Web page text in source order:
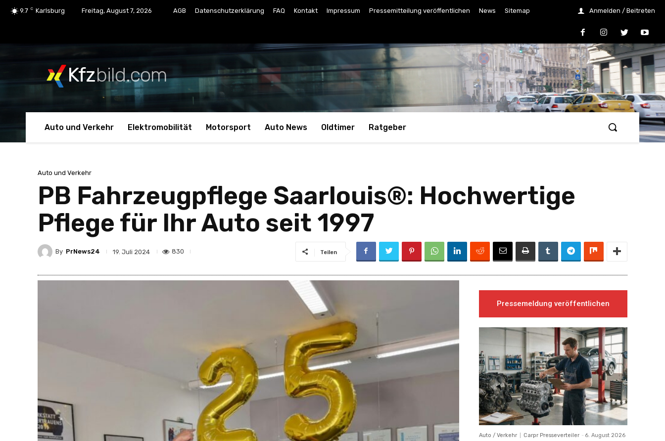
9.7 C Karlsburg Freitag, August 7, 2026 AGB Datenschutzerklärung FAQ Kontakt Impressum Pressemitteilung veröffentlichen News Sitemap Anmelden / Beitreten
Kfzbild.com
Auto und Verkehr Elektromobilität Motorsport Auto News Oldtimer Ratgeber
Auto und Verkehr
PB Fahrzeugpflege Saarlouis®: Hochwertige
Pflege für Ihr Auto seit 1997
By PrNews24 19. Juli 2024 830 Teilen
Pressemeldung veröffentlichen
Auto / Verkehr Carpr Presseverteiler - 6. August 2026